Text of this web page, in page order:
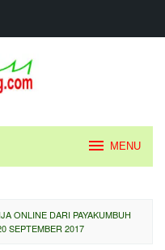
MENU
ONLINE DARI PAYAKUMBUH
SEPTEMBER 2017